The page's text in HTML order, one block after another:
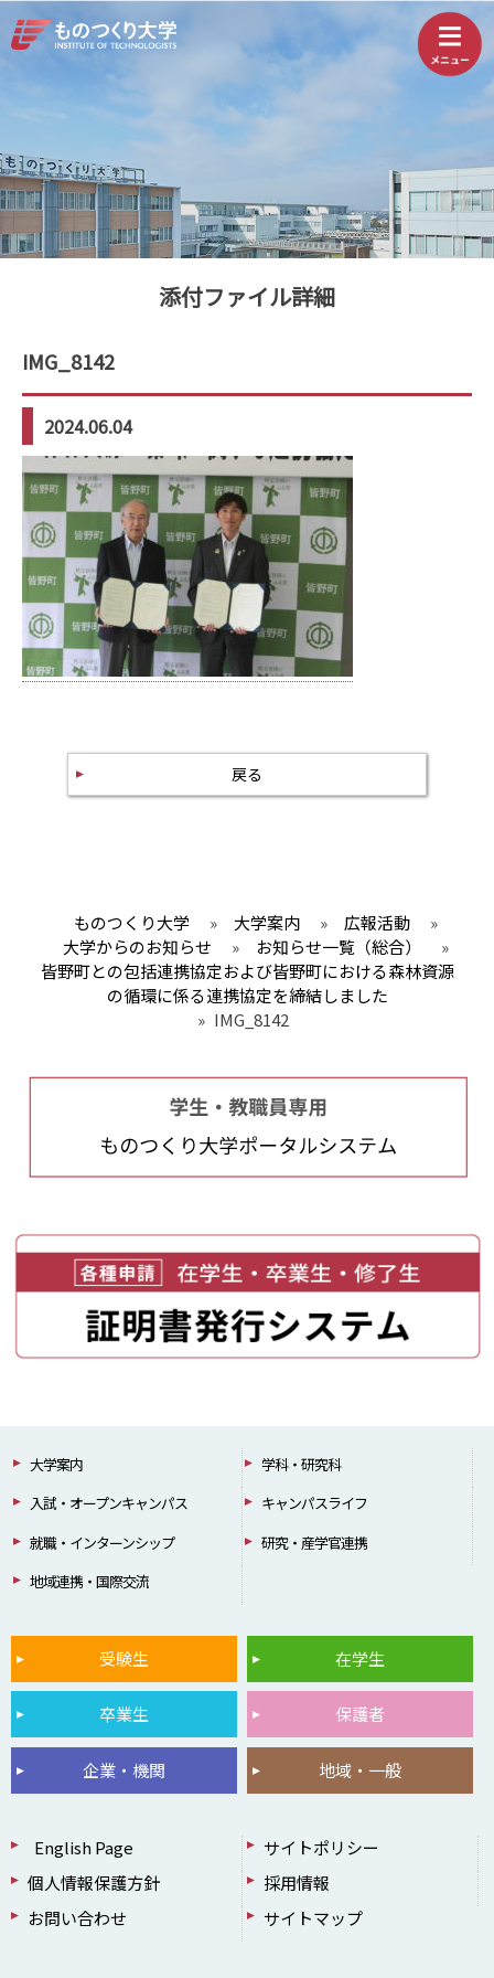
添付ファイル詳細
IMG_8142
2024.06.04
戻る
ものつくり大学 » 大学案内 » 広報活動
»
大学からのお知らせ
» お知らせ一覧（総合）
»
皆野町との包括連携協定および皆野町における森林資源
の循環に係る連携協定を締結しました
» IMG_8142
大学案内
学科・研究科
入試・オープンキャンパス
キャンパスライフ
就職・インターンシップ
研究・産学官連携
地域連携・国際交流
受験生 在学生
卒業生 保護者
企業・機関 地域・一般
English Page
サイトポリシー
個人情報保護方針
採用情報
お問い合わせ
サイトマップ